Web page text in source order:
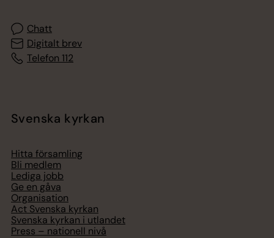
Chatt
Digitalt brev
Telefon 112
Svenska kyrkan
Hitta församling
Bli medlem
Lediga jobb
Ge en gåva
Organisation
Act Svenska kyrkan
Svenska kyrkan i utlandet
Press – nationell nivå